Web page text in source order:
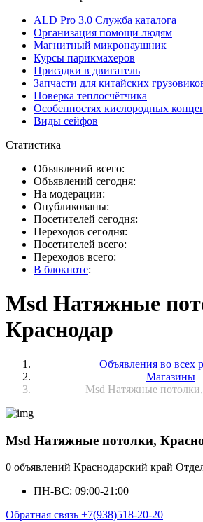
ALD Pro 3.0 Служба каталога
Организация помощи людям
Магнитный микронаушник
Курсы парикмахеров
Присадки в двигатель
Запчасти для китайских
Поверка теплосчётчика
Особенностях кислородных
Виды сейфов
Статистика
Объявлений всего:
Объявлений сегодня:
На модерации:
Опубликованы:
Посетителей сегодня:
Переходов сегодня:
Посетителей всего:
Переходов всего:
В блокноте:
Msd Натяжные
Краснодар
Объявления во всех
Магазины
Msd Натяжные
Msd Натяжные потолки,
0 объявлений Краснодарский край
ПН-ВС: 09:00-21:00
Обратная связь +7(938)518-20-20